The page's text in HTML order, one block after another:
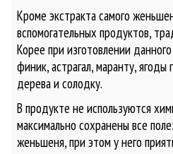
Кроме экстракта самого
вспомогательных продуктов,
Корее при изготовлении
финик, астрагал, маранту,
дерева и солодку.
В продукте не используются
максимально сохранены все
женьшеня, при этом у него